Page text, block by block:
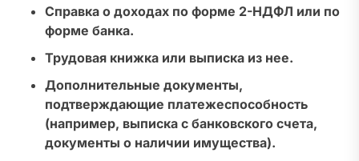
Справка о доходах по форме 2-НДФЛ или по
форме банка.
Трудовая книжка или выписка из нее.
Дополнительные документы,
подтверждающие платежеспособность
(например, выписка с банковского счета,
документы о наличии имущества).